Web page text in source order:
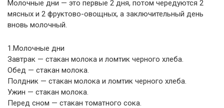
Молочные дни — это первые 2 дня, потом чередуются 2
мясных и 2 фруктово-овощных, а заключительный день
вновь молочный.
1.Молочные дни
Завтрак — стакан молока и ломтик черного хлеба.
Обед — стакан молока.
Полдник — стакан молока и ломтик черного хлеба.
Ужин — стакан молока.
Перед сном — стакан томатного сока.